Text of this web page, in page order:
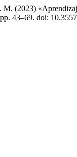
(2023)
43–69. doi: